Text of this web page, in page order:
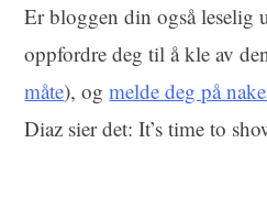
Er bloggen din også leselig
oppfordre deg til å kle av
måte), ogmelde deg på
Diaz sier det: It’s time to